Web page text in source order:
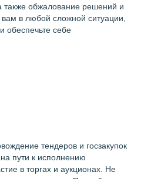
также обжалование решений и
в любой сложной ситуации,
обеспечьте себе
тендеров и госзакупок
пути к исполнению
в торгах и аукционах. Не